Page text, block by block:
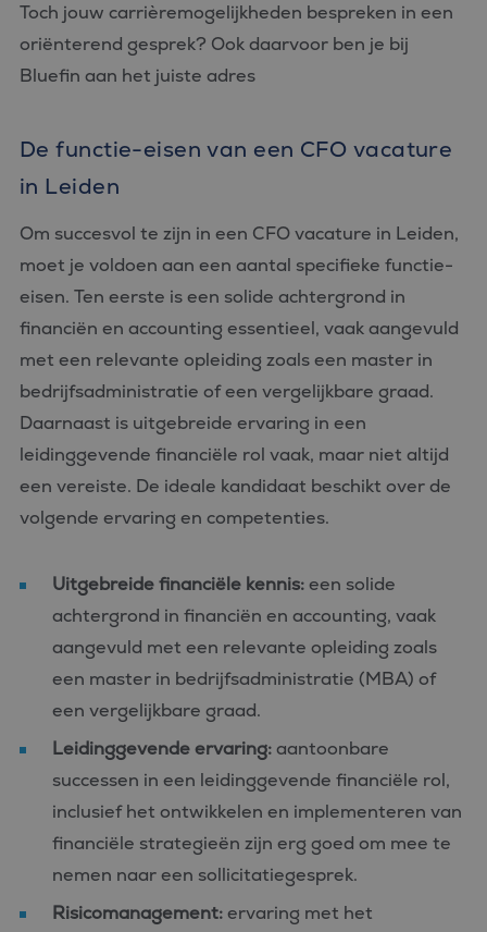
Toch jouw carrièremogelijkheden bespreken in een
oriënterend gesprek? Ook daarvoor ben je bij
Bluefin aan het juiste adres
De functie-eisen van een CFO vacature
in Leiden
Om succesvol te zijn in een CFO vacature in Leiden,
moet je voldoen aan een aantal specifieke functie-
eisen. Ten eerste is een solide achtergrond in
financiën en accounting essentieel, vaak aangevuld
met een relevante opleiding zoals een master in
bedrijfsadministratie of een vergelijkbare graad.
Daarnaast is uitgebreide ervaring in een
leidinggevende financiële rol vaak, maar niet altijd
een vereiste. De ideale kandidaat beschikt over de
volgende ervaring en competenties.
Uitgebreide financiële kennis:een solide
achtergrond in financiën en accounting, vaak
aangevuld met een relevante opleiding zoals
een master in bedrijfsadministratie (MBA) of
een vergelijkbare graad.
Leidinggevende ervaring:aantoonbare
successen in een leidinggevende financiële rol,
inclusief het ontwikkelen en implementeren van
financiële strategieën zijn erg goed om mee te
nemen naar een sollicitatiegesprek.
Risicomanagement:ervaring met het